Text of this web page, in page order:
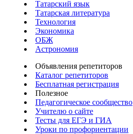
Татарский язык
Татарская литература
Технология
Экономика
ОБЖ
Астрономия
Объявления репетиторов
Каталог репетиторов
Бесплатная регистрация
Полезное
Педагогическое сообщество
Учителю о сайте
Тесты для ЕГЭ и ГИА
Уроки по профориентации